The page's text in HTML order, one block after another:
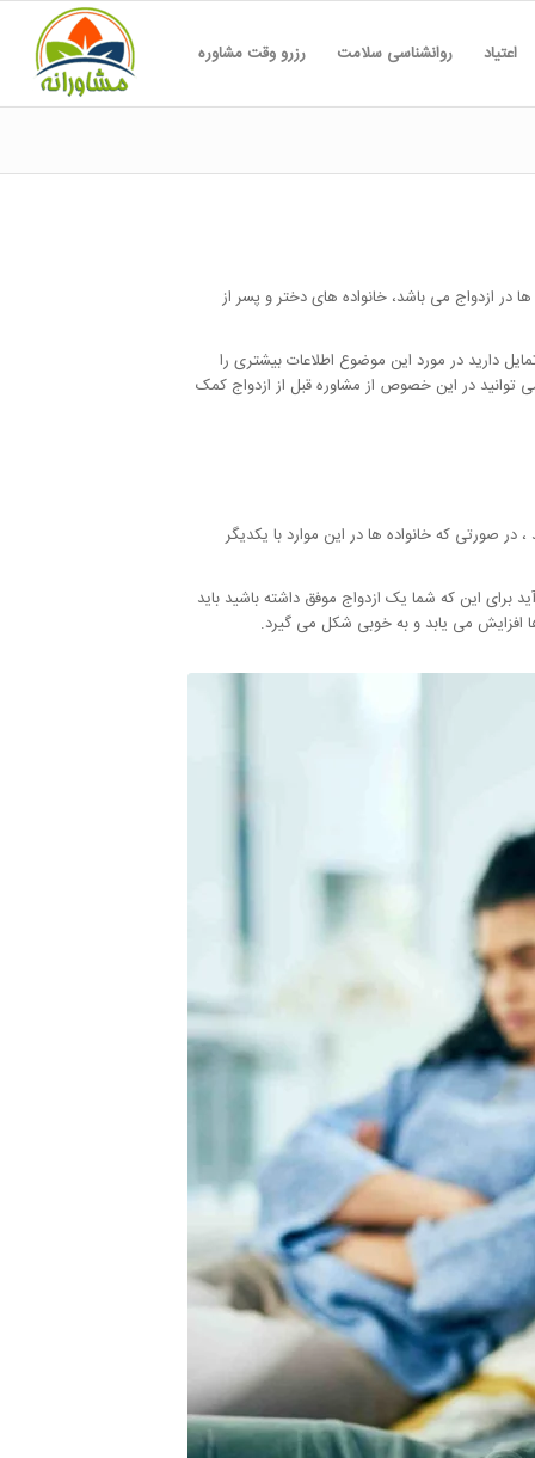
اعتیاد روانشناسی سلامت رزرو وقت مشاوره
ازدواج می باشد، خانواده های دختر و پسر از
دارید در مورد این موضوع اطلاعات بیشتری را
توانید در این خصوص از مشاوره قبل از ازدواج کمک
صورتی که خانواده ها در این موارد با یکدیگر
برای این که شما یک ازدواج موفق داشته باشید باید
افزایش می یابد و به خوبی شکل می گیرد.